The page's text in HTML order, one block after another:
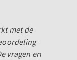
met de
vragen en